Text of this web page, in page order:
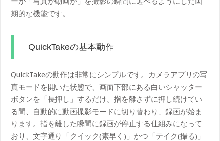
期的な機能です。
QuickTakeの基本動作
QuickTakeの動作は非常にシンプルです。カメラアプリの写
真モードを開いた状態で、画面下部にある白いシャッター
ボタンを「長押し」するだけ。指を離さずに押し続けてい
る間、自動的に動画撮影モードに切り替わり、録画が始ま
ります。指を離した瞬間に録画が停止する仕組みになって
おり、文字通り「クイック(素早く)」かつ「テイク(撮る)」